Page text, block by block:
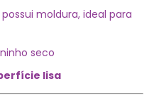
possui moldura, ideal para
seco
lisa